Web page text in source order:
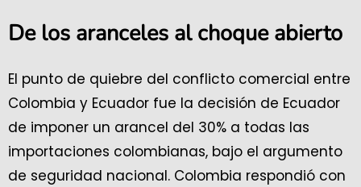
De los aranceles al choque abierto
El punto de quiebre del conflicto comercial entre
Colombia y Ecuador fue la decisión de Ecuador
de imponer un arancel del 30% a todas las
importaciones colombianas, bajo el argumento
de seguridad nacional. Colombia respondió con